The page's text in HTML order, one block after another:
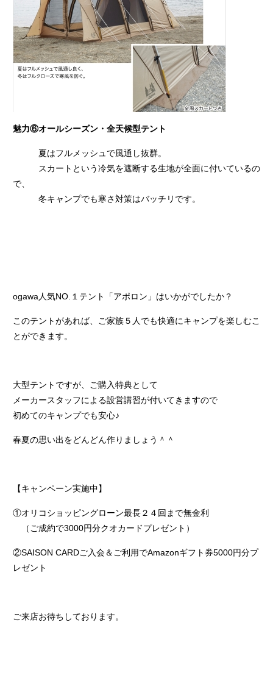
魅力⑥オールシーズン・全天候型テント
夏はフルメッシュで風通し抜群。
スカートという冷気を遮断する生地が全面に付いているの
で、
冬キャンプでも寒さ対策はバッチリです。
ogawa人気NO.１テント「アポロン」はいかがでしたか？
このテントがあれば、ご家族５人でも快適にキャンプを楽しむこ
とができます。
大型テントですが、ご購入特典として
メーカースタッフによる設営講習が付いてきますので
初めてのキャンプでも安心♪
春夏の思い出をどんどん作りましょう＾＾
【キャンペーン実施中】
①オリコショッピングローン最長２４回まで無金利
（ご成約で3000円分クオカードプレゼント）
②SAISON CARDご入会＆ご利用でAmazonギフト券5000円分プ
レゼント
ご来店お待ちしております。